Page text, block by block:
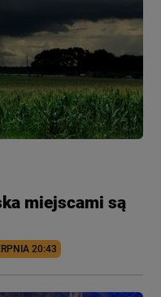
miejscami są
20:43